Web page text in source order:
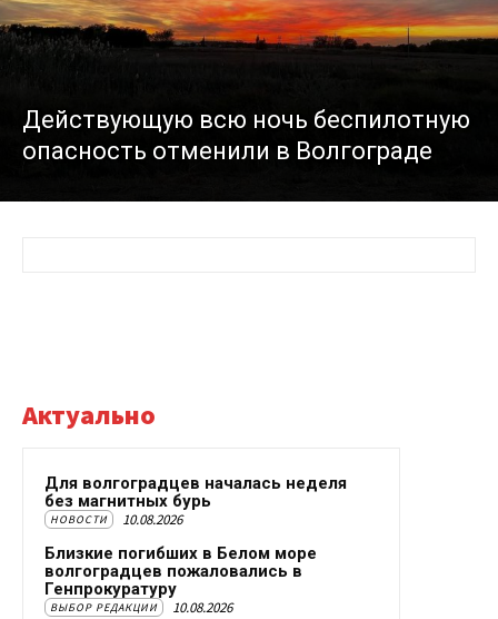
Действующую всю ночь беспилотную
опасность отменили в Волгограде
Актуально
Для волгоградцев началась неделя
без магнитных бурь
НОВОСТИ 10.08.2026
Близкие погибших в Белом море
волгоградцев пожаловались в
Генпрокуратуру
ВЫБОР РЕДАКЦИИ 10.08.2026